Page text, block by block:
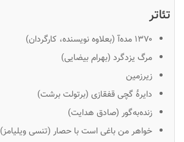
تئاتر
۱۳۷۰ مده‌آ (بعلاوه نویسنده، کارگردان)
مرگ یزدگرد (بهرام بیضایی)
زیرزمین
دایرهٔ گچی قفقازی (برتولت برشت)
زنده‌به‌گور (صادق هدایت)
خواهر من باغی است با حصار (تنسی ویلیامز)